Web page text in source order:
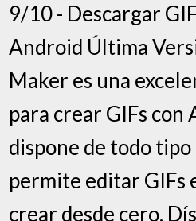
9/10 - Descargar
Android Última
Maker es una
para crear GIFs con
dispone de todo
permite editar GIFs
crear desde cero.